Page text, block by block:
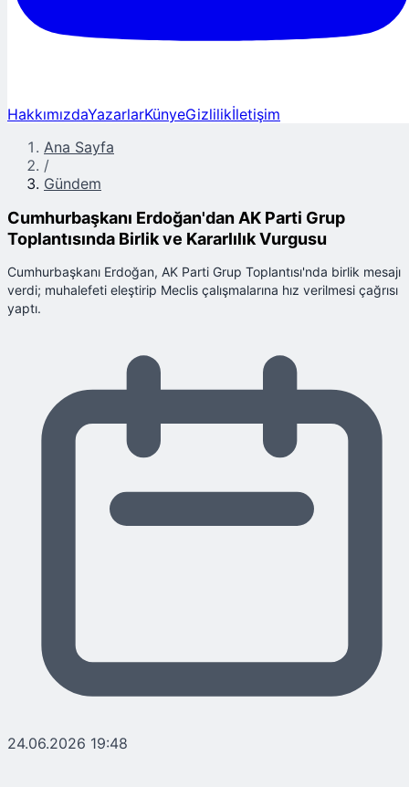
HakkımızdaYazarlarKünyeGizlilikİletişim
Ana Sayfa
/
Gündem
Cumhurbaşkanı Erdoğan'dan AK Parti Grup
Toplantısında Birlik ve Kararlılık Vurgusu
Cumhurbaşkanı Erdoğan, AK Parti Grup Toplantısı'nda birlik mesajı
verdi; muhalefeti eleştirip Meclis çalışmalarına hız verilmesi çağrısı
yaptı.
24.06.2026 19:48